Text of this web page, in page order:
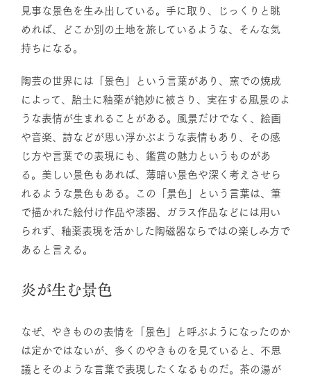
見事な景色を生み出している。手に取り、じっくりと眺
めれば、どこか別の土地を旅しているような、そんな気
持ちになる。
陶芸の世界には「景色」という言葉があり、窯での焼成
によって、胎土に釉薬が絶妙に被さり、実在する風景のよ
うな表情が生まれることがある。風景だけでなく、絵画
や音楽、詩などが思い浮かぶような表情もあり、その感
じ方や言葉での表現にも、鑑賞の魅力というものがあ
る。美しい景色もあれば、薄暗い景色や深く考えさせら
れるような景色もある。この「景色」という言葉は、筆
で描かれた絵付け作品や漆器、ガラス作品などには用い
られず、釉薬表現を活かした陶磁器ならではの楽しみ方で
あると言える。
炎が生む景色
なぜ、やきものの表情を「景色」と呼ぶようになったのか
は定かではないが、多くのやきものを見ていると、不思
議とそのような言葉で表現したくなるものだ。茶の湯が